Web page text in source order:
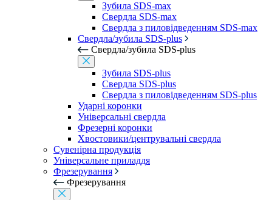
Зубила SDS-max
Свердла SDS-max
Свердла з пиловідведенням SDS-max
Свердла/зубила SDS-plus
Свердла/зубила SDS-plus
Зубила SDS-plus
Свердла SDS-plus
Свердла з пиловідведенням SDS-plus
Ударні коронки
Універсальні свердла
Фрезерні коронки
Хвостовики/центрувальні свердла
Сувенірна продукція
Універсальне приладдя
Фрезерування
Фрезерування